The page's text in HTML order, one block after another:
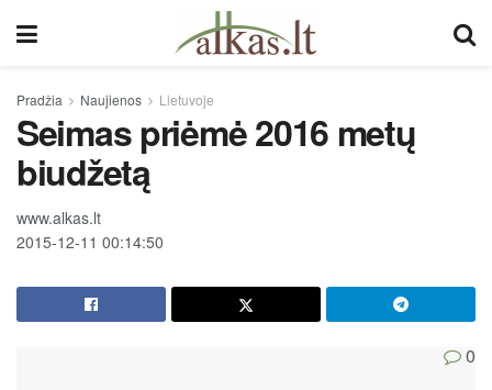
Pradžia Naujienos Lietuvoje
Seimas priėmė 2016 metų
biudžetą
www.alkas.lt
2015-12-11 00:14:50
0